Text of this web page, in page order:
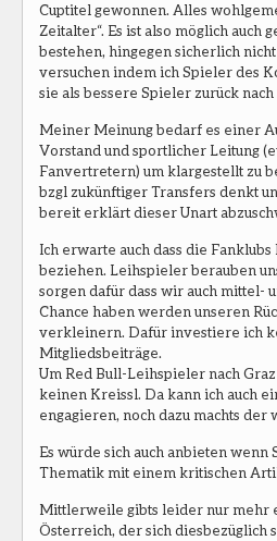
Cuptitel gewonnen. Alles
Zeitalter“. Es ist also möglich auch
bestehen, hingegen sicherlich
versuchen indem ich Spieler des
sie als bessere Spieler zurück nach
Meiner Meinung bedarf es einer
Vorstand und sportlicher Leitung
Fanvertretern) um klargestellt zu
bzgl zukünftiger Transfers denkt
bereit erklärt dieser Unart
Ich erwarte auch dass die
beziehen. Leihspieler berauben
sorgen dafür dass wir auch mittel-
Chance haben werden unseren
verkleinern. Dafür investiere ich
Mitgliedsbeiträge.
Um Red Bull-Leihspieler nach
keinen Kreissl. Da kann ich auch
engagieren, noch dazu machts
Es würde sich auch anbieten wenn
Thematik mit einem kritischen
Mittlerweile gibts leider nur mehr
Österreich, der sich diesbezüglich